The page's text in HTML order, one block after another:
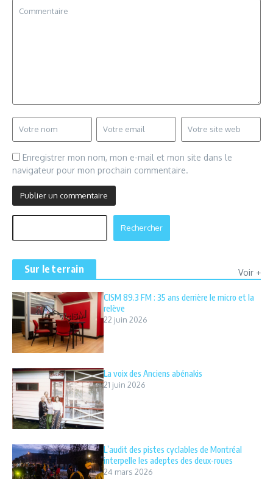
Enregistrer mon nom, mon e-mail et mon site dans le
navigateur pour mon prochain commentaire.
Rechercher
Sur le terrain Voir +
CISM 89.3 FM : 35 ans derrière le micro et la
relève
22 juin 2026
La voix des Anciens abénakis
21 juin 2026
L’audit des pistes cyclables de Montréal
interpelle les adeptes des deux-roues
24 mars 2026